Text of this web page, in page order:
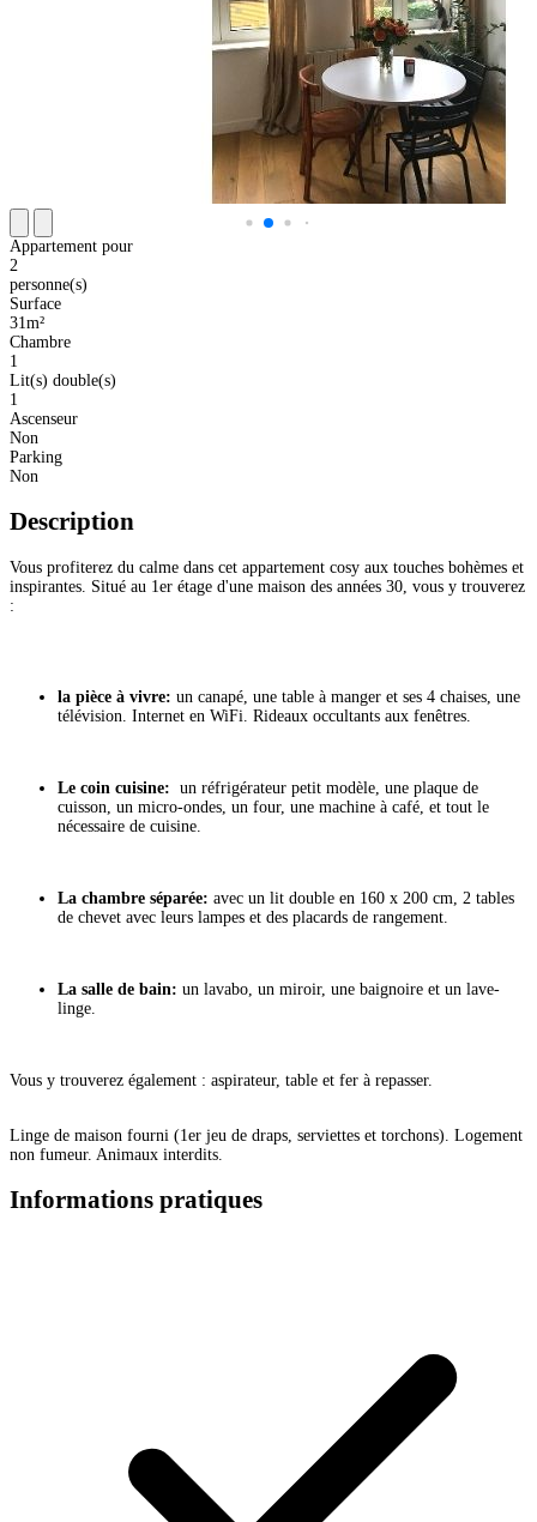
Appartement pour
2
personne(s)
Surface
31m²
Chambre
1
Lit(s) double(s)
1
Ascenseur
Non
Parking
Non
Description
Vous profiterez du calme dans cet appartement cosy aux touches bohèmes et
inspirantes. Situé au 1er étage d'une maison des années 30, vous y trouverez
:
la pièce à vivre: un canapé, une table à manger et ses 4 chaises, une
télévision. Internet en WiFi. Rideaux occultants aux fenêtres.
Le coin cuisine: un réfrigérateur petit modèle, une plaque de
cuisson, un micro-ondes, un four, une machine à café, et tout le
nécessaire de cuisine.
La chambre séparée: avec un lit double en 160 x 200 cm, 2 tables
de chevet avec leurs lampes et des placards de rangement.
La salle de bain: un lavabo, un miroir, une baignoire et un lave-
linge.
Vous y trouverez également : aspirateur, table et fer à repasser.
Linge de maison fourni (1er jeu de draps, serviettes et torchons). Logement
non fumeur. Animaux interdits.
Informations pratiques